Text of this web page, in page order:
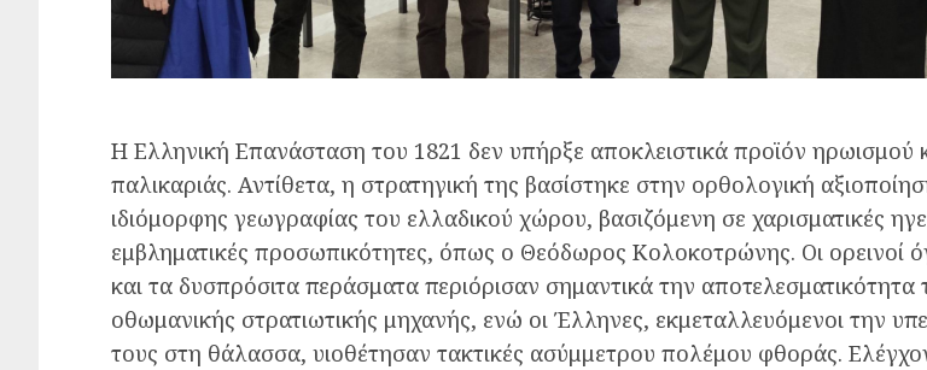
Η Ελληνική Επανάσταση του 1821 δεν υπήρξε αποκλειστικά προϊόν ηρωισμού
παλικαριάς. Αντίθετα, η στρατηγική της βασίστηκε στην ορθολογική
ιδιόμορφης γεωγραφίας του ελλαδικού χώρου, βασιζόμενη σε χαρισματικές
εμβληματικές προσωπικότητες, όπως ο Θεόδωρος Κολοκοτρώνης. Οι ορεινοί
και τα δυσπρόσιτα περάσματα περιόρισαν σημαντικά την αποτελεσματικότητα
οθωμανικής στρατιωτικής μηχανής, ενώ οι Έλληνες, εκμεταλλευόμενοι την
τους στη θάλασσα, υιοθέτησαν τακτικές ασύμμετρου πολέμου φθοράς.